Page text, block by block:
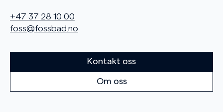
+47 37 28 10 00
foss@fossbad.no
Kontakt oss
Om oss